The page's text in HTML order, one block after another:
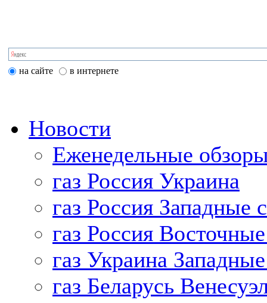
на сайте в интернете
Новости
Еженедельные
газ Россия Украина
газ Россия Западные
газ Россия
газ Украина
газ Беларусь